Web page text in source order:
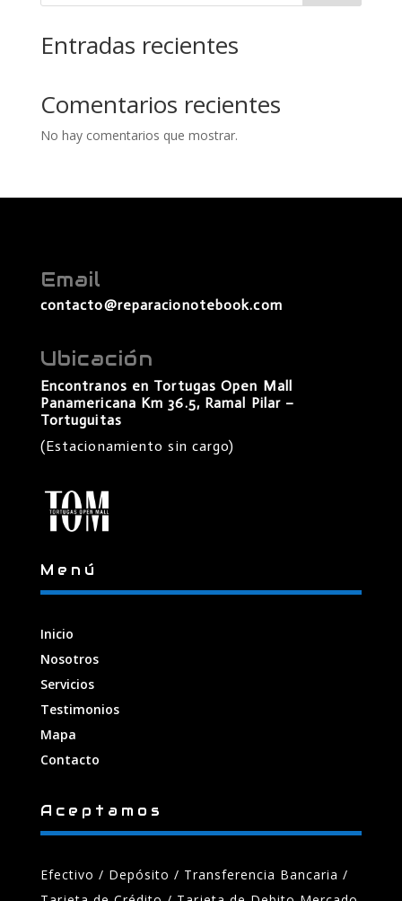
Entradas recientes
Comentarios recientes
No hay comentarios que mostrar.
Email
contacto@reparacionotebook.com
Ubicación
Encontranos en Tortugas Open Mall
Panamericana Km 36.5, Ramal Pilar –
Tortuguitas
(Estacionamiento sin cargo)
Menú
Inicio
Nosotros
Servicios
Testimonios
Mapa
Contacto
Aceptamos
Efectivo / Depósito / Transferencia Bancaria /